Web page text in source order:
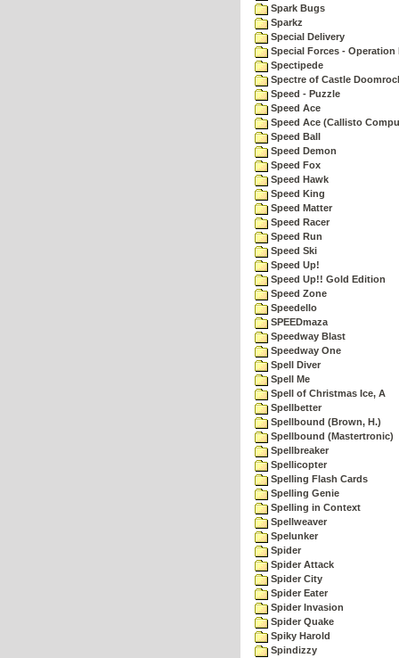
Spark Bugs
Sparkz
Special Delivery
Special Forces - Operation
Spectipede
Spectre of Castle
Speed - Puzzle
Speed Ace
Speed Ace (Callisto
Speed Ball
Speed Demon
Speed Fox
Speed Hawk
Speed King
Speed Matter
Speed Racer
Speed Run
Speed Ski
Speed Up!
Speed Up!! Gold Edition
Speed Zone
Speedello
SPEEDmaza
Speedway Blast
Speedway One
Spell Diver
Spell Me
Spell of Christmas Ice, A
Spellbetter
Spellbound (Brown, H.)
Spellbound (Mastertronic)
Spellbreaker
Spellicopter
Spelling Flash Cards
Spelling Genie
Spelling in Context
Spellweaver
Spelunker
Spider
Spider Attack
Spider City
Spider Eater
Spider Invasion
Spider Quake
Spiky Harold
Spindizzy